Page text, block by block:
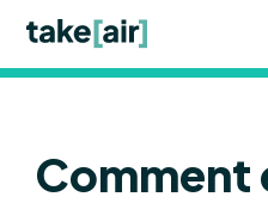
Comment